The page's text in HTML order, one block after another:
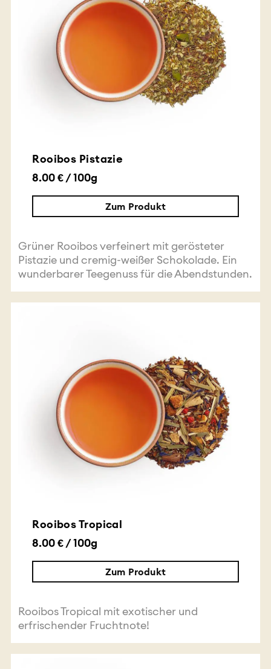
Rooibos Pistazie
8.00 € / 100g
Zum Produkt
Grüner Rooibos verfeinert mit gerösteter
Pistazie und cremig-weißer Schokolade. Ein
wunderbarer Teegenuss für die Abendstunden.
Rooibos Tropical
8.00 € / 100g
Zum Produkt
Rooibos Tropical mit exotischer und
erfrischender Fruchtnote!